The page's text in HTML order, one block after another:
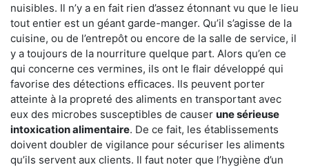
nuisibles. Il n’y a en fait rien d’assez étonnant vu que le lieu
tout entier est un géant garde-manger. Qu’il s’agisse de la
cuisine, ou de l’entrepôt ou encore de la salle de service, il
y a toujours de la nourriture quelque part. Alors qu’en ce
qui concerne ces vermines, ils ont le flair développé qui
favorise des détections efficaces. Ils peuvent porter
atteinte à la propreté des aliments en transportant avec
eux des microbes susceptibles de causer une sérieuse
intoxication alimentaire. De ce fait, les établissements
doivent doubler de vigilance pour sécuriser les aliments
qu’ils servent aux clients. Il faut noter que l’hygiène d’un